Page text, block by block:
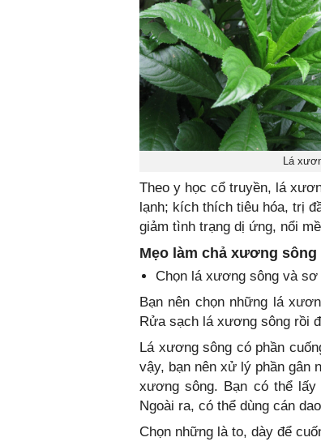
Lá
Theo y học cổ truyền, lá
lạnh; kích thích tiêu hóa, trị
giảm tình trạng dị ứng, nổi
Mẹo làm chả xương
Chọn lá xương sông và sơ
Bạn nên chọn những lá
Rửa sạch lá xương sông rồi
Lá xương sông có phần
vậy, bạn nên xử lý phần gân
xương sông. Bạn có thể
Ngoài ra, có thể dùng cán
Chọn những là to, dày để